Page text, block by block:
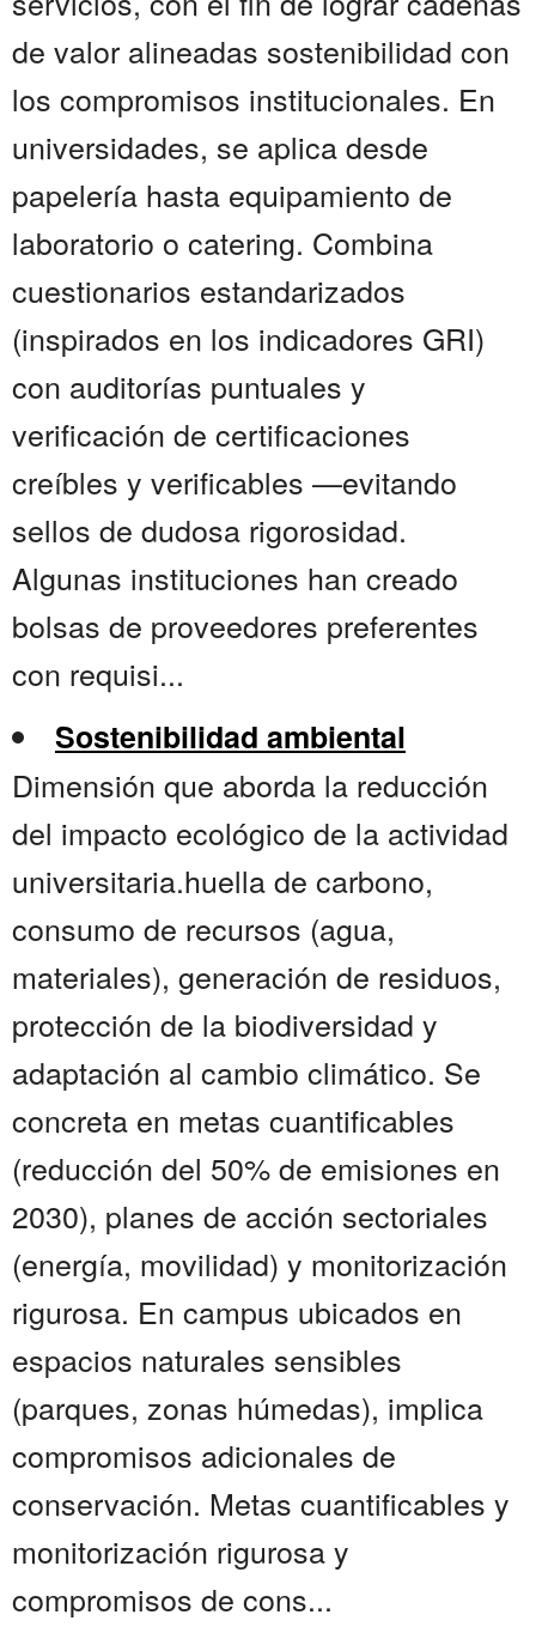
de valor alineadas sostenibilidad con
los compromisos institucionales. En
universidades, se aplica desde
papelería hasta equipamiento de
laboratorio o catering. Combina
cuestionarios estandarizados
(inspirados en los indicadores GRI)
con auditorías puntuales y
verificación de certificaciones
creíbles y verificables —evitando
sellos de dudosa rigorosidad.
Algunas instituciones han creado
bolsas de proveedores preferentes
con requisi...
Sostenibilidad ambiental
Dimensión que aborda la reducción
del impacto ecológico de la actividad
universitaria.huella de carbono,
consumo de recursos (agua,
materiales), generación de residuos,
protección de la biodiversidad y
adaptación al cambio climático. Se
concreta en metas cuantificables
(reducción del 50% de emisiones en
2030), planes de acción sectoriales
(energía, movilidad) y monitorización
rigurosa. En campus ubicados en
espacios naturales sensibles
(parques, zonas húmedas), implica
compromisos adicionales de
conservación. Metas cuantificables y
monitorización rigurosa y
compromisos de cons...